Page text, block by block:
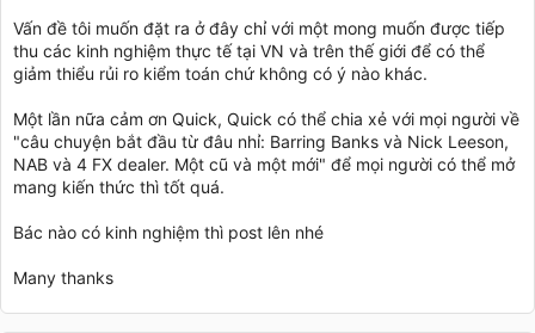
Vấn đề tôi muốn đặt ra ở đây chỉ với một mong muốn được tiếp
thu các kinh nghiệm thực tế tại VN và trên thế giới để có thể
giảm thiểu rủi ro kiểm toán chứ không có ý nào khác.
Một lần nữa cảm ơn Quick, Quick có thể chia xẻ với mọi người về
"câu chuyện bắt đầu từ đâu nhỉ: Barring Banks và Nick Leeson,
NAB và 4 FX dealer. Một cũ và một mới" để mọi người có thể mở
mang kiến thức thì tốt quá.
Bác nào có kinh nghiệm thì post lên nhé
Many thanks